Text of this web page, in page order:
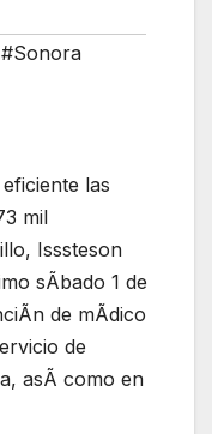
#Sonora
las
mil
Isssteson
sÃbado 1 de
de mÃdico
de
asÃ como en